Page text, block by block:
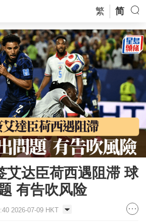
繁 简
艾达臣荷西遇阻滞 球
有告吹风险
2026-07-09 HKT